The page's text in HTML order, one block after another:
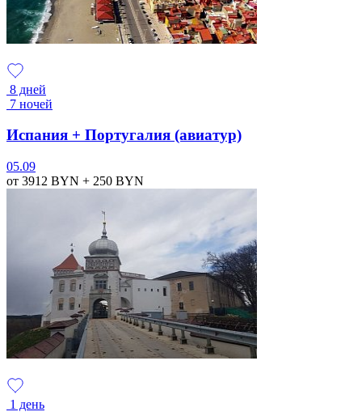
8 дней
7 ночей
Испания + Португалия (авиатур)
05.09
от 3912 BYN + 250 BYN
1 день